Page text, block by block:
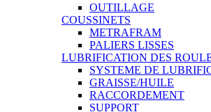
OUTILLAGE
COUSSINETS
METRAFRAM
PALIERS LISSES
LUBRIFICATION DES
SYSTEME DE
GRAISSE/HUILE
RACCORDEMENT
SUPPORT